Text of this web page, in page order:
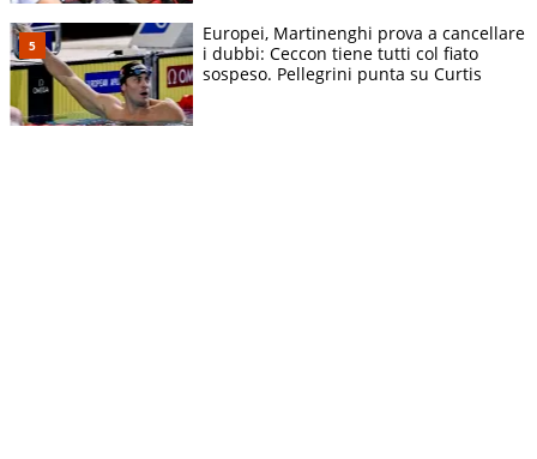
Europei, Martinenghi prova a cancellare
i dubbi: Ceccon tiene tutti col fiato
sospeso. Pellegrini punta su Curtis